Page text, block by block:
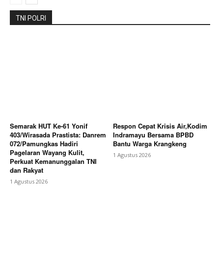
Karo, Ribuan Pengunjung Padati Berastagi Dengan
Pengamanan Ketat
TNI POLRI
Semarak HUT Ke-61 Yonif
403/Wirasada Prastista: Danrem
072/Pamungkas Hadiri
Pagelaran Wayang Kulit,
Perkuat Kemanunggalan TNI
dan Rakyat
1 Agustus 2026
Respon Cepat Krisis Air,Kodim
Indramayu Bersama BPBD
Bantu Warga Krangkeng
1 Agustus 2026